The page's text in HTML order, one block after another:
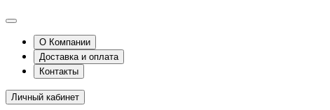
О Компании
Доставка и оплата
Контакты
Личный кабинет